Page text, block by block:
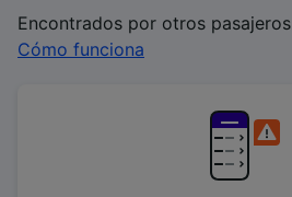
Encontrados por otros pasajeros
Cómo funciona